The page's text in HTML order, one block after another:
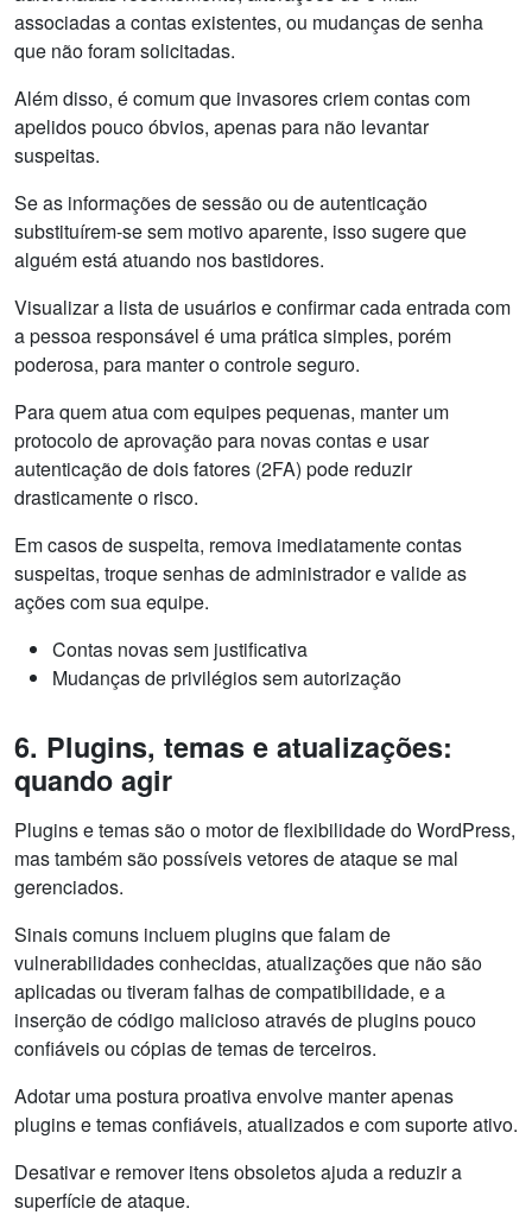
associadas a contas existentes, ou mudanças de senha
que não foram solicitadas.
Além disso, é comum que invasores criem contas com
apelidos pouco óbvios, apenas para não levantar
suspeitas.
Se as informações de sessão ou de autenticação
substituírem-se sem motivo aparente, isso sugere que
alguém está atuando nos bastidores.
Visualizar a lista de usuários e confirmar cada entrada com
a pessoa responsável é uma prática simples, porém
poderosa, para manter o controle seguro.
Para quem atua com equipes pequenas, manter um
protocolo de aprovação para novas contas e usar
autenticação de dois fatores (2FA) pode reduzir
drasticamente o risco.
Em casos de suspeita, remova imediatamente contas
suspeitas, troque senhas de administrador e valide as
ações com sua equipe.
Contas novas sem justificativa
Mudanças de privilégios sem autorização
6. Plugins, temas e atualizações:
quando agir
Plugins e temas são o motor de flexibilidade do WordPress,
mas também são possíveis vetores de ataque se mal
gerenciados.
Sinais comuns incluem plugins que falam de
vulnerabilidades conhecidas, atualizações que não são
aplicadas ou tiveram falhas de compatibilidade, e a
inserção de código malicioso através de plugins pouco
confiáveis ou cópias de temas de terceiros.
Adotar uma postura proativa envolve manter apenas
plugins e temas confiáveis, atualizados e com suporte ativo.
Desativar e remover itens obsoletos ajuda a reduzir a
superfície de ataque.